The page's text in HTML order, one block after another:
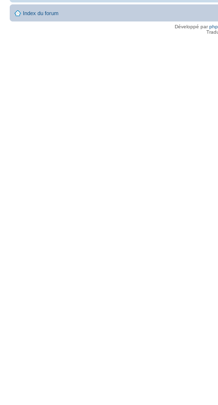
Index du forum
Développé par